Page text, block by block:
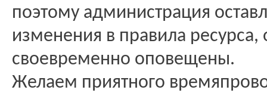
поэтому администрация
изменения в правила ресурса,
своевременно оповещены.
Желаем приятного